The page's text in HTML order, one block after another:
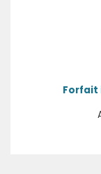
Forfait